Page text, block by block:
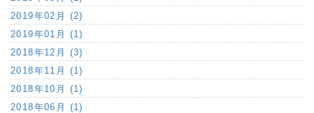
2019年02月 (2)
2019年01月 (1)
2018年12月 (3)
2018年11月 (1)
2018年10月 (1)
2018年06月 (1)